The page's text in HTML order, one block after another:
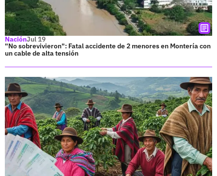
NaciónJul 19
"No sobrevivieron": Fatal accidente de 2 menores en Montería con
un cable de alta tensión